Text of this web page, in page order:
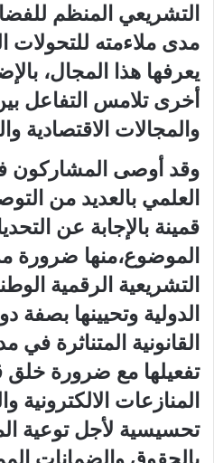
التشريعي المنظم
مدى ملاءمته للتحولات
يعرفها هذا المجال،
أخرى تلامس التفاعل
والمجالات الاقتصادية
وقد أوصى المشاركون
العلمي بالعديد من
قمينة بالإجابة عن
الموضوع،منها ضرورة
التشريعية الرقمية
الدولية وتحيينها بصفة
القانونية المتناثرة
تفعيلها مع ضرورة
المنازعات الالكترونية
تحسيسية لأجل توعية